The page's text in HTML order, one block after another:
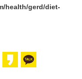
health/gerd/diet-